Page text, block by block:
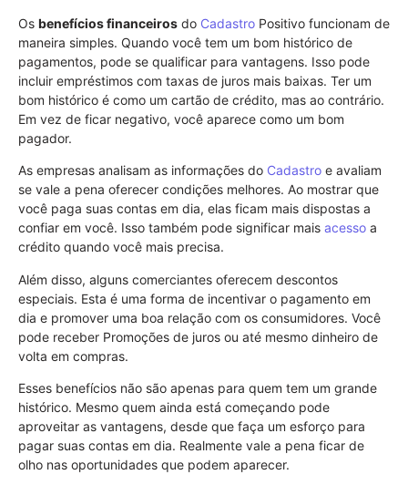
Os benefícios financeiros do Cadastro Positivo funcionam de
maneira simples. Quando você tem um bom histórico de
pagamentos, pode se qualificar para vantagens. Isso pode
incluir empréstimos com taxas de juros mais baixas. Ter um
bom histórico é como um cartão de crédito, mas ao contrário.
Em vez de ficar negativo, você aparece como um bom
pagador.
As empresas analisam as informações do Cadastro e avaliam
se vale a pena oferecer condições melhores. Ao mostrar que
você paga suas contas em dia, elas ficam mais dispostas a
confiar em você. Isso também pode significar mais acesso a
crédito quando você mais precisa.
Além disso, alguns comerciantes oferecem descontos
especiais. Esta é uma forma de incentivar o pagamento em
dia e promover uma boa relação com os consumidores. Você
pode receber Promoções de juros ou até mesmo dinheiro de
volta em compras.
Esses benefícios não são apenas para quem tem um grande
histórico. Mesmo quem ainda está começando pode
aproveitar as vantagens, desde que faça um esforço para
pagar suas contas em dia. Realmente vale a pena ficar de
olho nas oportunidades que podem aparecer.